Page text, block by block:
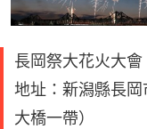
長岡祭大花火大會
地址：新潟縣長
大橋一帶）